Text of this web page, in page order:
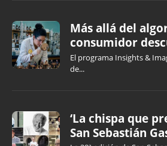
Más allá del
consumidor
El programa Insights &
de...
‘La chispa que
San Sebastián